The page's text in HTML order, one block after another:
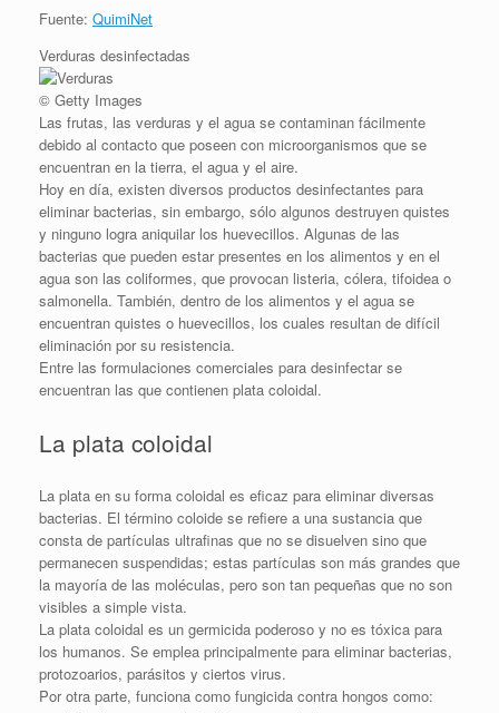
Fuente: QuimiNet
Verduras desinfectadas
© Getty Images
Las frutas, las verduras y el agua se contaminan fácilmente
debido al contacto que poseen con microorganismos que se
encuentran en la tierra, el agua y el aire.
Hoy en día, existen diversos productos desinfectantes para
eliminar bacterias, sin embargo, sólo algunos destruyen quistes
y ninguno logra aniquilar los huevecillos. Algunas de las
bacterias que pueden estar presentes en los alimentos y en el
agua son las coliformes, que provocan listeria, cólera, tifoidea o
salmonella. También, dentro de los alimentos y el agua se
encuentran quistes o huevecillos, los cuales resultan de difícil
eliminación por su resistencia.
Entre las formulaciones comerciales para desinfectar se
encuentran las que contienen plata coloidal.
La plata coloidal
La plata en su forma coloidal es eficaz para eliminar diversas
bacterias. El término coloide se refiere a una sustancia que
consta de partículas ultrafinas que no se disuelven sino que
permanecen suspendidas; estas partículas son más grandes que
la mayoría de las moléculas, pero son tan pequeñas que no son
visibles a simple vista.
La plata coloidal es un germicida poderoso y no es tóxica para
los humanos. Se emplea principalmente para eliminar bacterias,
protozoarios, parásitos y ciertos virus.
Por otra parte, funciona como fungicida contra hongos como: